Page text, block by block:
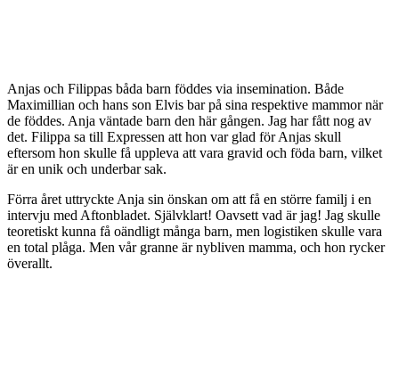
Anjas och Filippas båda barn föddes via insemination. Både
Maximillian och hans son Elvis bar på sina respektive mammor när
de föddes. Anja väntade barn den här gången. Jag har fått nog av
det. Filippa sa till Expressen att hon var glad för Anjas skull
eftersom hon skulle få uppleva att vara gravid och föda barn, vilket
är en unik och underbar sak.
Förra året uttryckte Anja sin önskan om att få en större familj i en
intervju med Aftonbladet. Självklart! Oavsett vad är jag! Jag skulle
teoretiskt kunna få oändligt många barn, men logistiken skulle vara
en total plåga. Men vår granne är nybliven mamma, och hon rycker
överallt.